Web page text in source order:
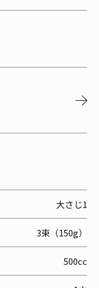
大さじ1
3束（150g）
500cc